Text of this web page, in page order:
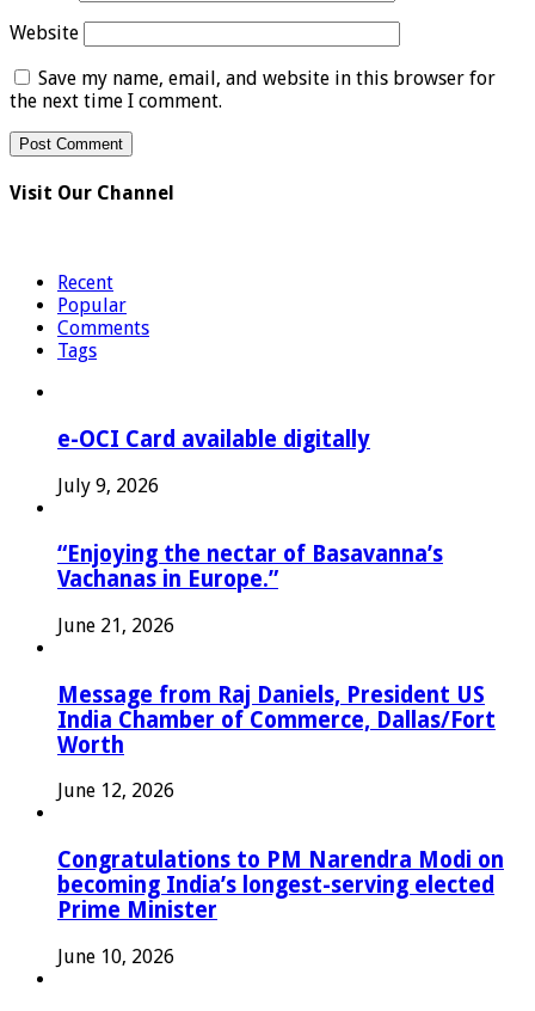
Website
Save my name, email, and website in this browser for
the next time I comment.
Visit Our Channel
Recent
Popular
Comments
Tags
e-OCI Card available digitally
July 9, 2026
“Enjoying the nectar of Basavanna’s
Vachanas in Europe.”
June 21, 2026
Message from Raj Daniels, President US
India Chamber of Commerce, Dallas/Fort
Worth
June 12, 2026
Congratulations to PM Narendra Modi on
becoming India’s longest-serving elected
Prime Minister
June 10, 2026